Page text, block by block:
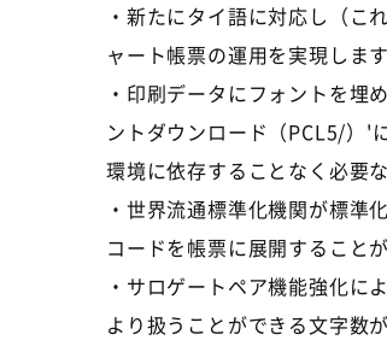
・新たにタイ語に対応し（こ
ャート帳票の運用を実現します
・印刷データにフォントを
ントダウンロード（PCL5/）'
環境に依存することなく必要
・世界流通標準化機関が標
コードを帳票に展開すること
・サロゲートペア機能強化に
より扱うことができる文字数